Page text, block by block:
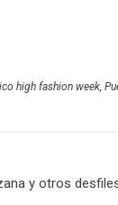
high fashion week,
y otros